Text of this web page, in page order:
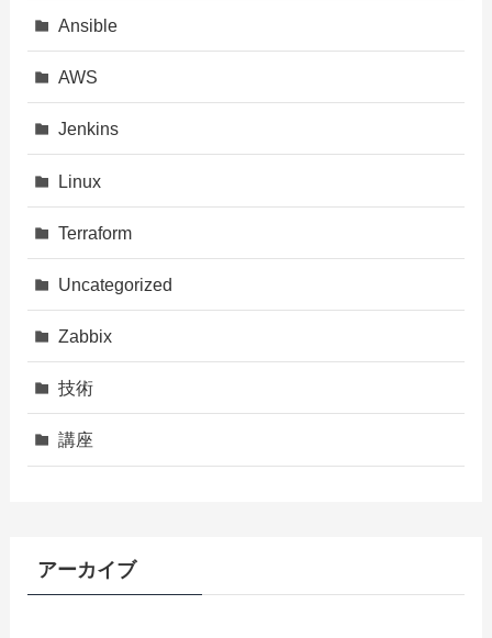
Ansible
AWS
Jenkins
Linux
Terraform
Uncategorized
Zabbix
技術
講座
アーカイブ